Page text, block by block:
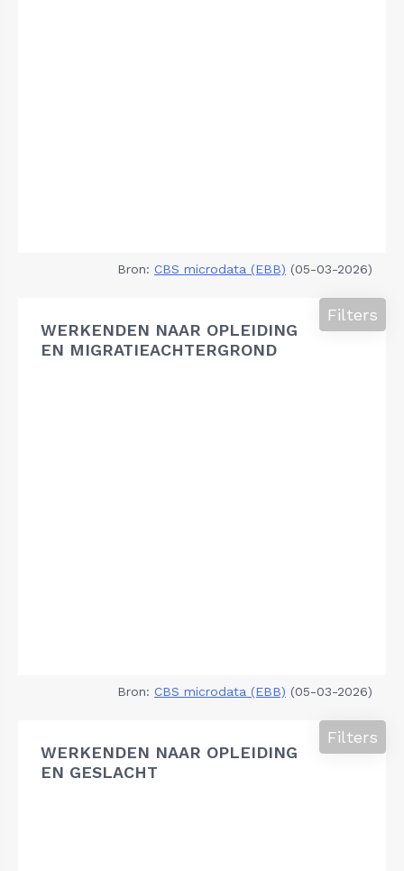
Bron: CBS microdata (EBB) (05-03-2026)
WERKENDEN NAAR OPLEIDING
EN MIGRATIEACHTERGROND
Filters
Bron: CBS microdata (EBB) (05-03-2026)
WERKENDEN NAAR OPLEIDING
EN GESLACHT
Filters